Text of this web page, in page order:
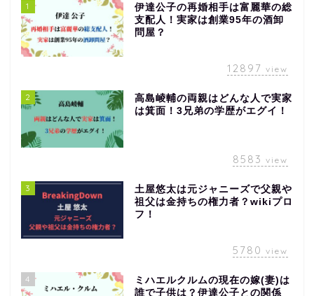
1
伊達公子の再婚相手は富麗華の総
支配人！実家は創業95年の酒卸
問屋？
12897 view
2
高島崚輔の両親はどんな人で実家
は箕面！3兄弟の学歴がエグイ！
8583 view
3
土屋悠太は元ジャニーズで父親や
祖父は金持ちの権力者？wikiプロ
フ！
5780 view
4
ミハエルクルムの現在の嫁(妻)は
誰で子供は？伊達公子との関係